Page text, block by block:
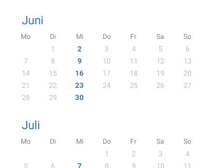
Juni
Mo Di Mi Do Fr Sa So
1 2 3 4 5
6
7
8 9 10 11 12
13
14
15 16 17 18 19
20
21
22 23 24 25 26
27
28
29 30
Juli
Mo Di Mi Do Fr Sa So
1 2 3
4
5
6 7 8 9 10
11